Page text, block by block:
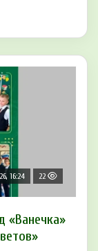
16:24 22
«Ванечка»